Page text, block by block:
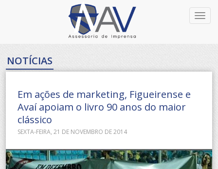
NOTÍCIAS
Em ações de marketing, Figueirense e
Avaí apoiam o livro 90 anos do maior
clássico
SEXTA-FEIRA, 21 DE NOVEMBRO DE 2014